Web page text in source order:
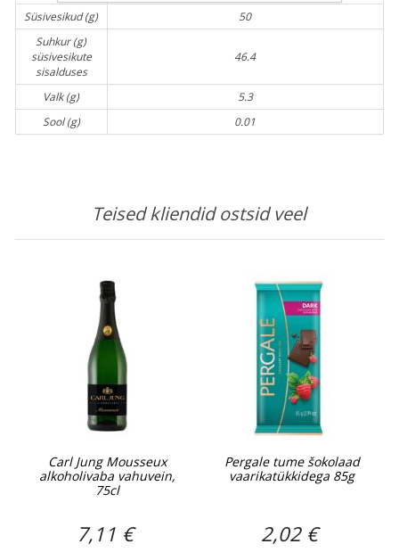
Süsivesikud (g)
50
Suhkur (g)
süsivesikute
sisalduses
46.4
Valk (g)
5.3
Sool (g)
0.01
Teised kliendid ostsid veel
Carl Jung Mousseux
alkoholivaba vahuvein,
75cl
7,11 €
Pergale tume šokolaad
vaarikatükkidega 85g
2,02 €